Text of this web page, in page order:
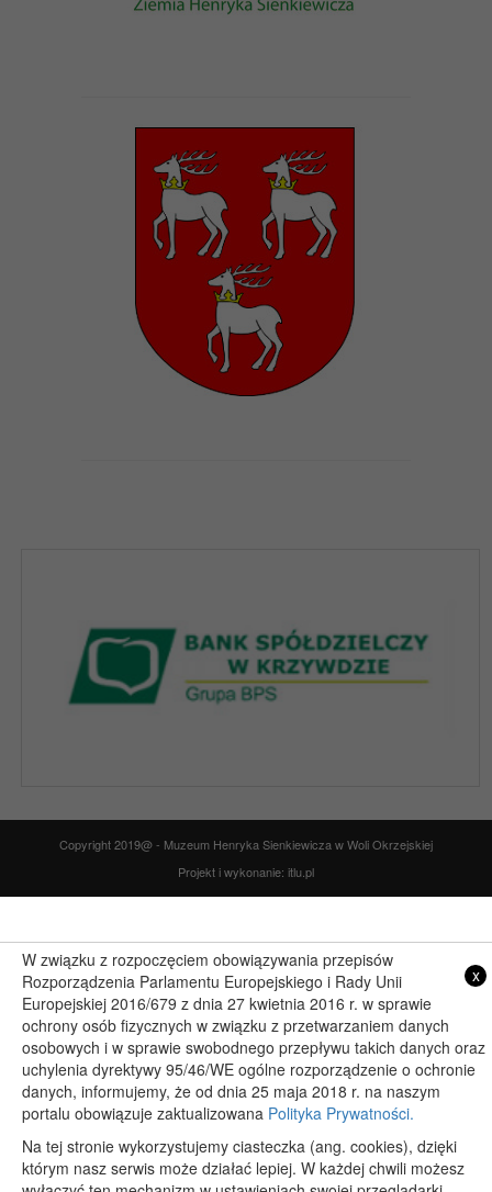
Copyright 2019@ - Muzeum Henryka Sienkiewicza w Woli Okrzejskiej
Projekt i wykonanie: itlu.pl
x
W związku z rozpoczęciem obowiązywania przepisów
Rozporządzenia Parlamentu Europejskiego i Rady Unii
Europejskiej 2016/679 z dnia 27 kwietnia 2016 r. w sprawie
ochrony osób fizycznych w związku z przetwarzaniem danych
osobowych i w sprawie swobodnego przepływu takich danych oraz
uchylenia dyrektywy 95/46/WE ogólne rozporządzenie o ochronie
danych, informujemy, że od dnia 25 maja 2018 r. na naszym
portalu obowiązuje zaktualizowana Polityka Prywatności.
Na tej stronie wykorzystujemy ciasteczka (ang. cookies), dzięki
którym nasz serwis może działać lepiej. W każdej chwili możesz